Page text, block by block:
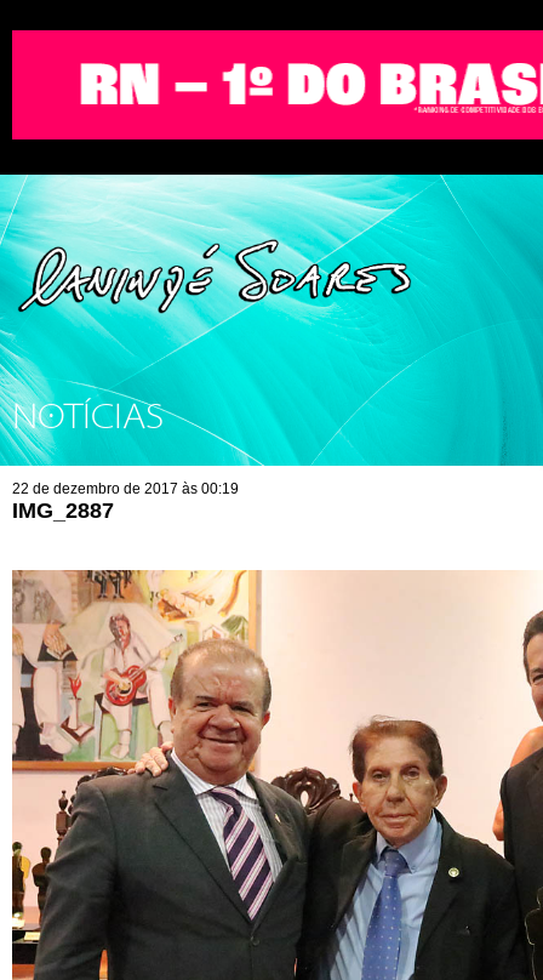
NOTÍCIAS
22 de dezembro de 2017 às 00:19
IMG_2887